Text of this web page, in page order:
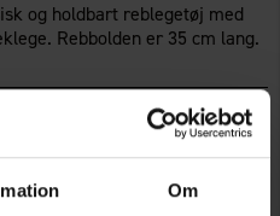
Om
og holdbart reblegetøj med
Rebbolden er 35 cm lang.